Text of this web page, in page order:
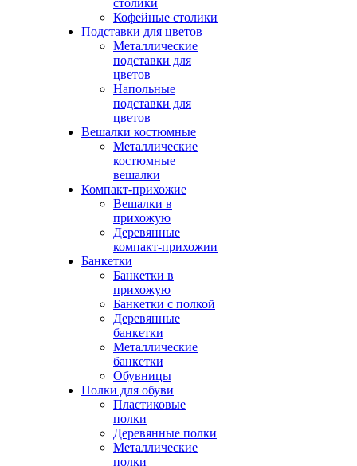
столики
Кофейные столики
Подставки для цветов
Металлические
подставки для
цветов
Напольные
подставки для
цветов
Вешалки костюмные
Металлические
костюмные
вешалки
Компакт-прихожие
Вешалки в
прихожую
Деревянные
компакт-прихожии
Банкетки
Банкетки в
прихожую
Банкетки с полкой
Деревянные
банкетки
Металлические
банкетки
Обувницы
Полки для обуви
Пластиковые
полки
Деревянные полки
Металлические
полки